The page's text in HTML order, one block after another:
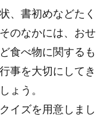
、書初めなどたく
のなかには、おせ
食べ物に関するも
事を大切にしてき
ょう。
イズを用意しまし